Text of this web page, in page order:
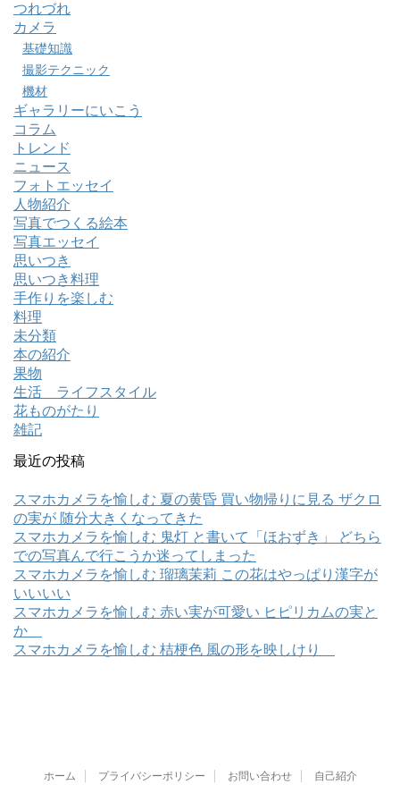
つれづれ
カメラ
基礎知識
撮影テクニック
機材
ギャラリーにいこう
コラム
トレンド
ニュース
フォトエッセイ
人物紹介
写真でつくる絵本
写真エッセイ
思いつき
思いつき料理
手作りを楽しむ
料理
未分類
本の紹介
果物
生活 ライフスタイル
花ものがたり
雑記
最近の投稿
スマホカメラを愉しむ 夏の黄昏 買い物帰りに見る ザクロ
の実が 随分大きくなってきた
スマホカメラを愉しむ 鬼灯 と書いて「ほおずき」 どちら
での写真んで行こうか迷ってしまった
スマホカメラを愉しむ 瑠璃茉莉 この花はやっぱり漢字が
いいいい
スマホカメラを愉しむ 赤い実が可愛い ヒピリカムの実と
か
スマホカメラを愉しむ 桔梗色 風の形を映しけり
ホーム プライバシーポリシー お問い合わせ 自己紹介